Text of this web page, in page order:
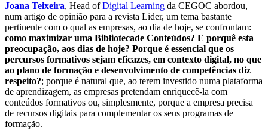
Joana Teixeira, Head ofDigital Learning da CEGOC abordou,
num artigo de opinião para a revista Lider, um tema bastante
pertinente com o qual as empresas, ao dia de hoje, se confrontam:
como maximizar uma Bibliotecade Conteúdos? E porquê esta
preocupação, aos dias de hoje? Porque é essencial que os
percursos formativos sejam eficazes, em contexto digital, no que
ao plano de formação e desenvolvimento de competências diz
respeito?; porque é natural que, ao terem investido numa plataforma
de aprendizagem, as empresas pretendam enriquecê-la com
conteúdos formativos ou, simplesmente, porque a empresa precisa
de recursos digitais para complementar os seus programas de
formação.